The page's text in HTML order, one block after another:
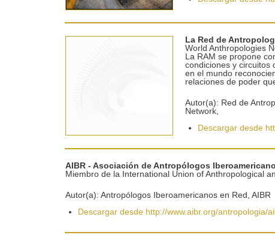
La Red de
World Anthropologies
La RAM se propone
condiciones y circuitos
en el mundo
relaciones de poder
Autor(a): Red de
Network,
Descargar desde
AIBR - Asociación de Antropólogos
Miembro de la International Union of Anthropological
Autor(a): Antropólogos Iberoamericanos en Red, AIBR
Descargar desde http://www.aibr.org/antropologia/